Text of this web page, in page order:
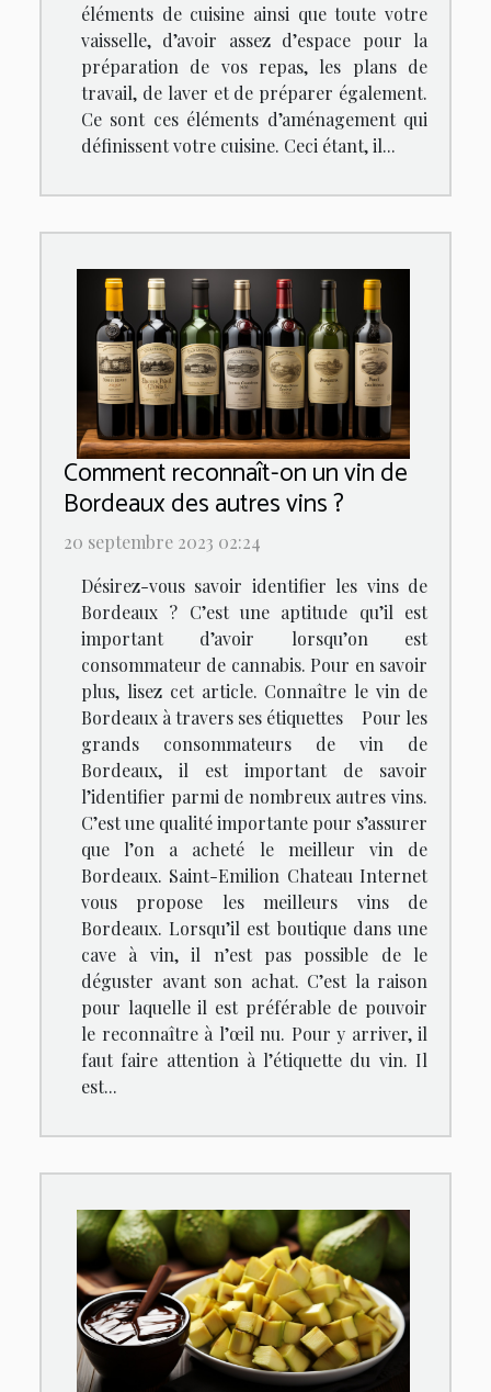
éléments de cuisine ainsi que toute votre
vaisselle, d’avoir assez d’espace pour la
préparation de vos repas, les plans de
travail, de laver et de préparer également.
Ce sont ces éléments d’aménagement qui
définissent votre cuisine. Ceci étant, il...
Comment reconnaît-on un vin de
Bordeaux des autres vins ?
20 septembre 2023 02:24
Désirez-vous savoir identifier les vins de
Bordeaux ? C’est une aptitude qu’il est
important d’avoir lorsqu’on est
consommateur de cannabis. Pour en savoir
plus, lisez cet article. Connaître le vin de
Bordeaux à travers ses étiquettes Pour les
grands consommateurs de vin de
Bordeaux, il est important de savoir
l’identifier parmi de nombreux autres vins.
C’est une qualité importante pour s’assurer
que l’on a acheté le meilleur vin de
Bordeaux. Saint-Emilion Chateau Internet
vous propose les meilleurs vins de
Bordeaux. Lorsqu’il est boutique dans une
cave à vin, il n’est pas possible de le
déguster avant son achat. C’est la raison
pour laquelle il est préférable de pouvoir
le reconnaître à l’œil nu. Pour y arriver, il
faut faire attention à l’étiquette du vin. Il
est...